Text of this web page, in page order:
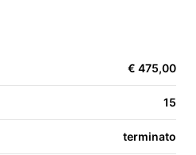
FR
€ 475,00
15
terminato